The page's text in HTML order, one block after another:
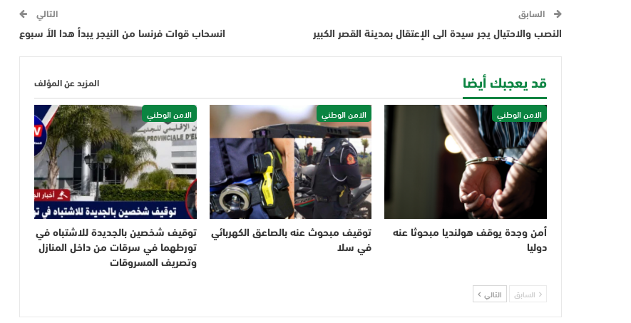
السابق
النصب والاحتيال يجر سيدة الى الإعتقال بمدينة القصر الكبير
التالي
انسحاب قوات فرنسا من النيجر يبدأ هدا الأ سبوع
قد يعجبك أيضا المزيد عن المؤلف
الامن الوطني
أمن وجدة يوقف هولنديا مبحوثا عنه
دوليا
الامن الوطني
توقيف مبحوث عنه بالصاعق الكهربائي
في سلا
الامن الوطني
توقيف شخصين بالجديدة للاشتباه في
تورطهما في سرقات من داخل المنازل
وتصريف المسروقات
السابق التالي